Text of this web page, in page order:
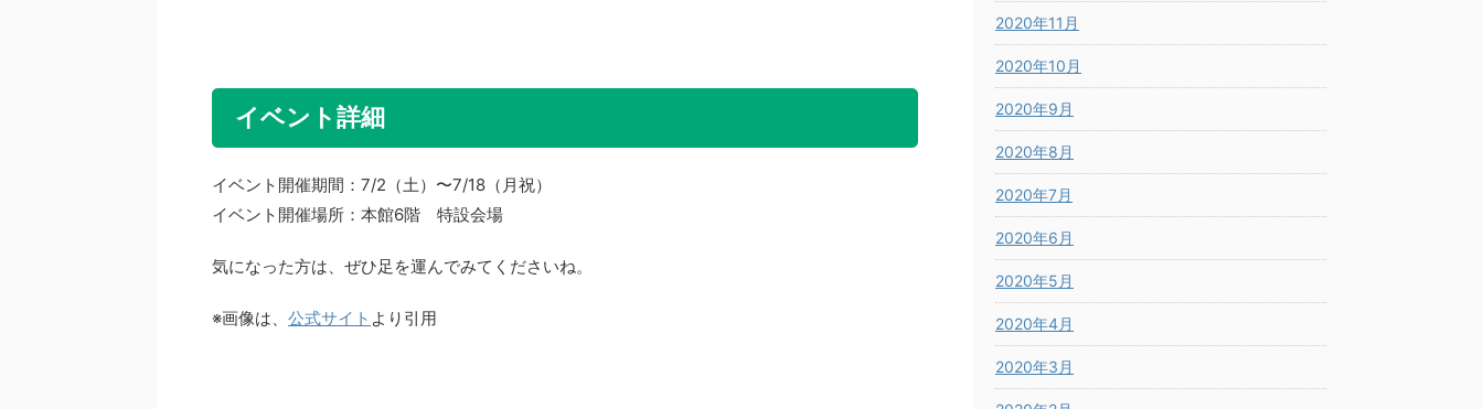
イベント詳細
イベント開催期間：7/2（土）〜7/18（月祝）
イベント開催場所：本館6階 特設会場
気になった方は、ぜひ足を運んでみてくださいね。
※画像は、 公式サイト より引用
2020年11月
2020年10月
2020年9月
2020年8月
2020年7月
2020年6月
2020年5月
2020年4月
2020年3月